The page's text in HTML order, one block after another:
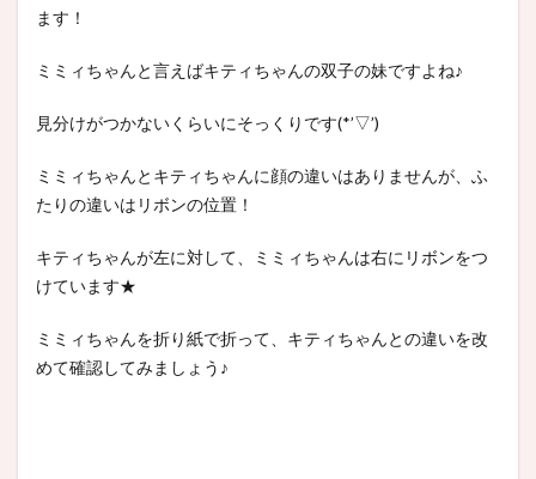
ます！
ミミィちゃんと言えばキティちゃんの双子の妹ですよね♪
見分けがつかないくらいにそっくりです(*’▽’)
ミミィちゃんとキティちゃんに顔の違いはありませんが、ふ
たりの違いはリボンの位置！
キティちゃんが左に対して、ミミィちゃんは右にリボンをつ
けています★
ミミィちゃんを折り紙で折って、キティちゃんとの違いを改
めて確認してみましょう♪